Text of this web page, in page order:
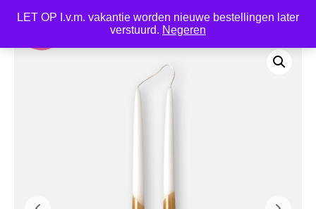
LET OP I.v.m. vakantie worden nieuwe bestellingen later
verstuurd. Negeren